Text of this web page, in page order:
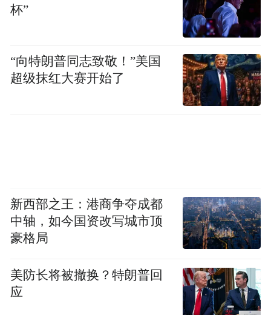
杯”
“向特朗普同志致敬！”美国
超级抹红大赛开始了
新西部之王：港商争夺成都
中轴，如今国资改写城市顶
豪格局
美防长将被撤换？特朗普回
应